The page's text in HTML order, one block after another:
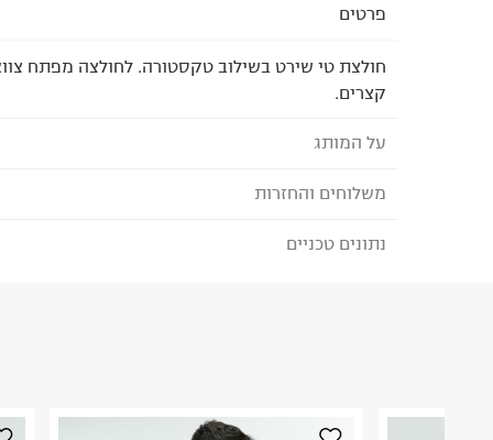
פרטים
חולצת טי שירט בשילוב טקסטורה. לחולצה מפתח
קצרים.
על המותג
TERMINAL X - טרמינל איקס
משלוחים והחזרות
לבחירת בשיטת המשלוח המתאימה לכם,
נתונים טכניים